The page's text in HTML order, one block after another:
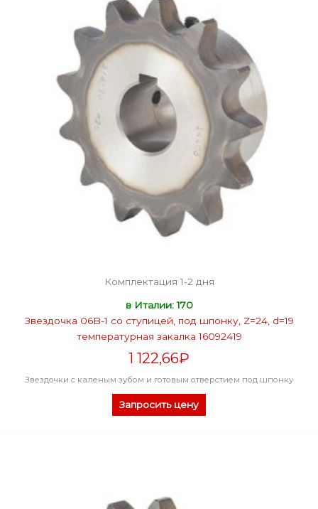
Комплектация 1-2 дня
в Италии: 170
Звездочка 06B-1 со ступицей, под шпонку, Z=24, d=19
температурная закалка 16092419
1 122,66₽
Звездочки с каленым зубом и готовым отверстием под шпонку
Запросить цену